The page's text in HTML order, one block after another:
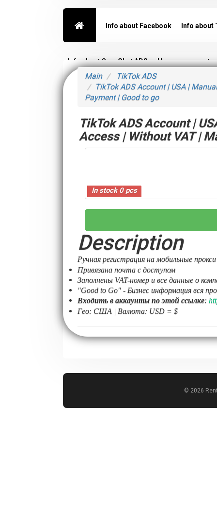
Info about Facebook Info about
Info about SnapChat ADS User agreement
Main
TikTok ADS
TikTok ADS Account | USA | Manual
Payment | Good to go
TikTok ADS Account |
In stock 0 pcs
Description
Ручная регистрация на мобильные прокси
Привязана почта с доступом
Заполнены VAT-номер и все данные о
"Good to Go" - Бизнес информация вся
Входить в аккаунты по этой ссылке:
Гео: США | Валюта: USD = $
© 2026